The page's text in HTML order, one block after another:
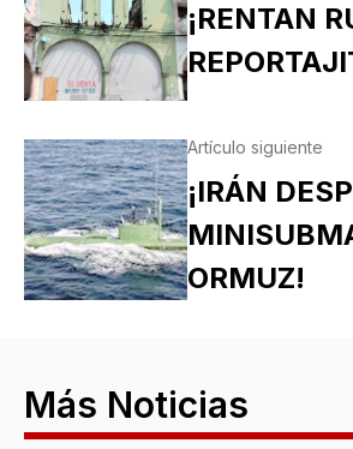
¡RENTAN
Artículo siguiente
¡IRÁN
ORMUZ!
Más Noticias